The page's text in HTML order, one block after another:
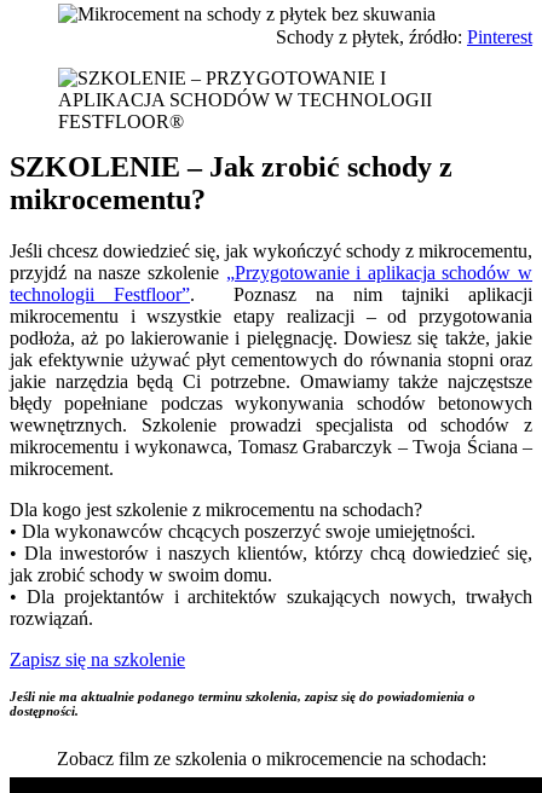
Schody z płytek, źródło: Pinterest
SZKOLENIE – Jak zrobić schody z
mikrocementu?
Jeśli chcesz dowiedzieć się, jak wykończyć schody z mikrocementu,
przyjdź na nasze szkolenie „Przygotowanie i aplikacja schodów w
technologii Festfloor”. Poznasz na nim tajniki aplikacji
mikrocementu i wszystkie etapy realizacji – od przygotowania
podłoża, aż po lakierowanie i pielęgnację. Dowiesz się także, jakie
jak efektywnie używać płyt cementowych do równania stopni oraz
jakie narzędzia będą Ci potrzebne. Omawiamy także najczęstsze
błędy popełniane podczas wykonywania schodów betonowych
wewnętrznych. Szkolenie prowadzi specjalista od schodów z
mikrocementu i wykonawca, Tomasz Grabarczyk – Twoja Ściana –
mikrocement.
Dla kogo jest szkolenie z mikrocementu na schodach?
• Dla wykonawców chcących poszerzyć swoje umiejętności.
• Dla inwestorów i naszych klientów, którzy chcą dowiedzieć się,
jak zrobić schody w swoim domu.
• Dla projektantów i architektów szukających nowych, trwałych
rozwiązań.
Zapisz się na szkolenie
Jeśli nie ma aktualnie podanego terminu szkolenia, zapisz się do powiadomienia o
dostępności.
Zobacz film ze szkolenia o mikrocemencie na schodach: